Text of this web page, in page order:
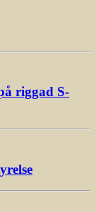
riggad S-